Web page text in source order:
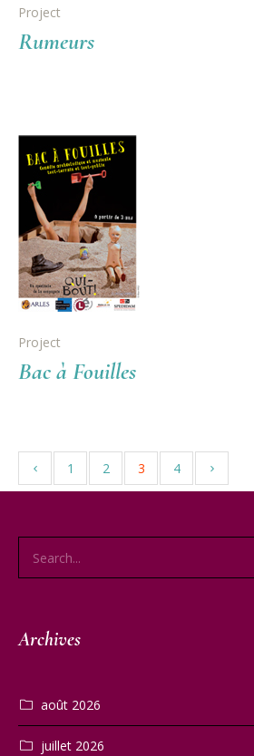
Project
Rumeurs
Project
Bac à Fouilles
1 2 3 4
Archives
août 2026
juillet 2026